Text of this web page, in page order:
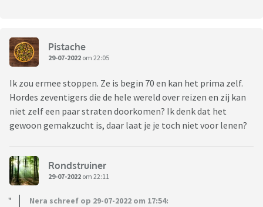
Pistache
29-07-2022 om 22:05
Ik zou ermee stoppen. Ze is begin 70 en kan het prima zelf.
Hordes zeventigers die de hele wereld over reizen en zij kan
niet zelf een paar straten doorkomen? Ik denk dat het
gewoon gemakzucht is, daar laat je je toch niet voor lenen?
Rondstruiner
29-07-2022 om 22:11
Nera schreef op 29-07-2022 om 17:54: